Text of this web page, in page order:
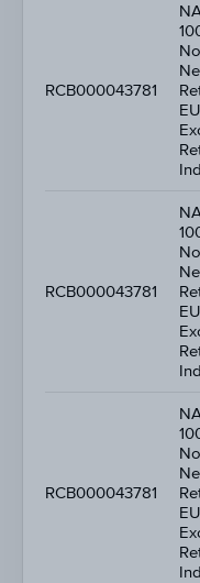
RCB000043781
RCB000043781
RCB000043781